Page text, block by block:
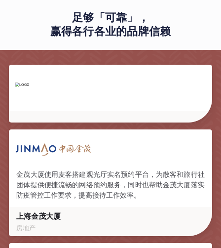
足够「可靠」，
赢得各行各业的品牌信赖
金茂大厦使用麦客搭建观光厅实名预约平台，为散客和旅行社
团体提供便捷流畅的网络预约服务，同时也帮助金茂大厦落实
防疫管控工作要求，提高接待工作效率。
上海金茂大厦
房地产